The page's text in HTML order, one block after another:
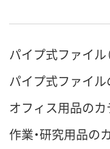
パイプ式ファイル
パイプ式ファイ
オフィス用品の
作業・研究用品の